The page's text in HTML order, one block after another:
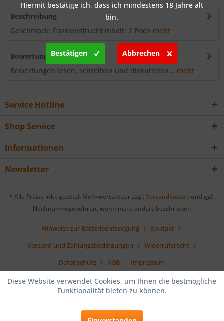
Beschreibung
Geschmack: Passionsfrucht Inhalt: 2 Pods mehr
Bewertungen
0
Bewertungen lesen, schreiben und diskutieren... mehr
Service Hotline
Shop Service
Informationen
Newsletter
* Alle Preise inkl. gesetzl. Mehrwertsteuer zzgl. Versandkosten und ggf.
Nachnahmegebühren, wenn nicht anders beschrieben
Hinweise zur Batterieentsorgung
Kontakt
Versand und Zahlungsbedingungen
Widerrufsrecht
Datenschutz
AGB Impressum
Diese Website verwendet Cookies, um Ihnen die bestmögliche
Funktionalität bieten zu können.
Hiermit bestätige ich, dass ich mindestens 18 Jahre alt
bin.
Bestätigen Abbrechen